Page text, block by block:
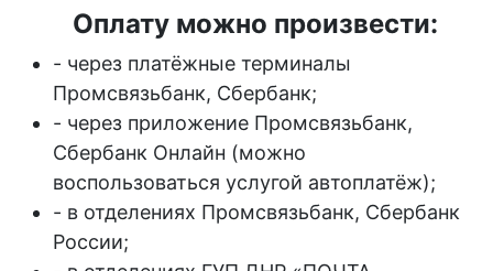
Оплату можно произвести:
- через платёжные терминалы
Промсвязьбанк, Сбербанк;
- через приложение Промсвязьбанк,
Сбербанк Онлайн (можно
воспользоваться услугой автоплатёж);
- в отделениях Промсвязьбанк, Сбербанк
России;